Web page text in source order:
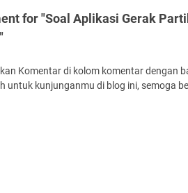
for "Soal Aplikasi Gerak
Komentar di kolom komentar dengan
untuk kunjunganmu di blog ini, semoga